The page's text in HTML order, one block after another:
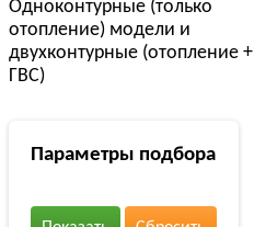
Одноконтурные (только
отопление) модели и
двухконтурные (отопление +
ГВС)
Параметры подбора